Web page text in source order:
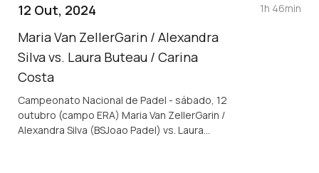
12 Out, 2024
Maria Van ZellerGarin / Alexandra
Silva vs. Laura Buteau / Carina
Costa
Campeonato Nacional de Padel - sábado, 12
outubro (campo ERA) Maria Van ZellerGarin /
Alexandra Silva (BSJoao Padel) vs. Laura
1h 46min